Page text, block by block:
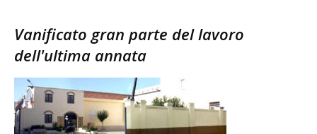
Vanificato gran parte del lavoro
dell'ultima annata